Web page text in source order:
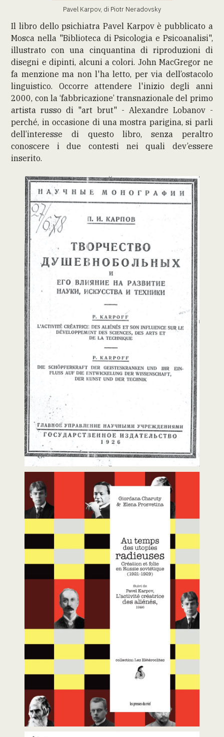
Pavel Karpov, di Piotr Neradovsky
Il libro dello psichiatra Pavel Karpov è pubblicato a
Mosca nella "Biblioteca di Psicologia e Psicoanalisi",
illustrato con una cinquantina di riproduzioni di
disegni e dipinti, alcuni a colori. John MacGregor ne
fa menzione ma non l'ha letto, per via dell’ostacolo
linguistico. Occorre attendere l'inizio degli anni
2000, con la ‘fabbricazione’ transnazionale del primo
artista russo di "art brut" - Alexandre Lobanov -
perché, in occasione di una mostra parigina, si parli
dell’interesse di questo libro, senza peraltro
conoscere i due contesti nei quali dev’essere
inserito.